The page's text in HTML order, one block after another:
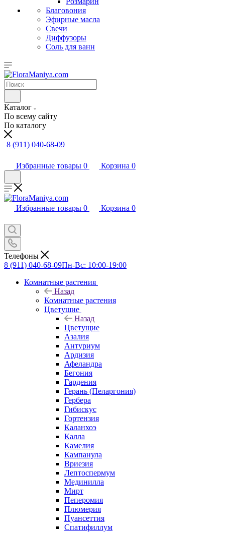
Благовония
Эфирные масла
Свечи
Диффузоры
Соль для ванн
Каталог
По всему сайту
По каталогу
8 (911) 040-68-09
Избранные товары 0 Корзина 0
Избранные товары 0 Корзина 0
Телефоны
8 (911) 040-68-09Пн-Вс: 10:00-19:00
Комнатные растения
Назад
Комнатные растения
Цветущие
Назад
Цветущие
Азалия
Антуриум
Ардизия
Афеландра
Бегония
Гардения
Герань (Пеларгония)
Гербера
Гибискус
Гортензия
Каланхоэ
Калла
Камелия
Кампанула
Вриезия
Лептоспермум
Мединилла
Мирт
Пеперомия
Плюмерия
Пуансеттия
Спатифиллум